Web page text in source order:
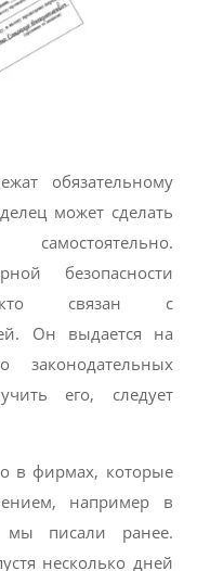
обязательному
может сделать
безопасности
кто связан с
Он выдается на
законодательных
его, следует
в фирмах, которые
например в
писали ранее.
несколько дней